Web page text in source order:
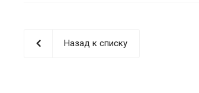
Назад к списку